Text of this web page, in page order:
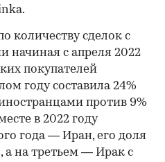
количеству сделок с
начиная с апреля 2022
покупателей
году составила 24%
против 9%
в 2022 году
года — Иран, его доля
а на третьем — Ирак с